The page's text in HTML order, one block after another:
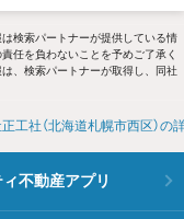
検索パートナーが提供している情
任を負わないことを予めご了承く
、検索パートナーが取得し、同社
工社（北海道札幌市西区）の
不動産アプリ